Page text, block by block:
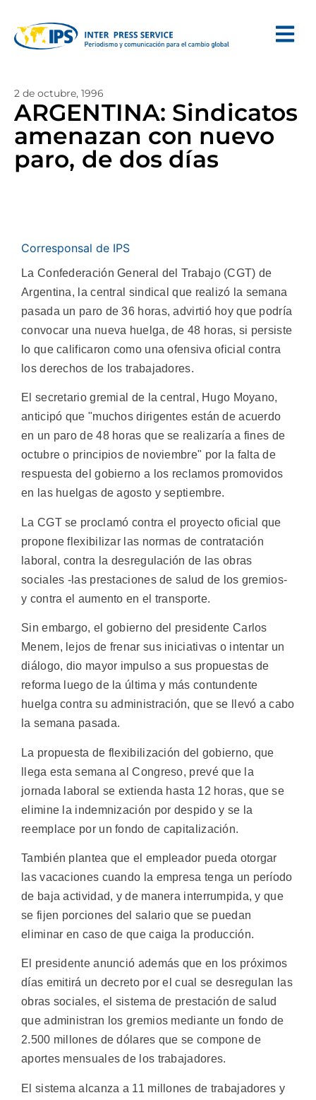
2 de octubre, 1996
ARGENTINA: Sindicatos
amenazan con nuevo
paro, de dos días
Corresponsal de IPS
La Confederación General del Trabajo (CGT) de
Argentina, la central sindical que realizó la semana
pasada un paro de 36 horas, advirtió hoy que podría
convocar una nueva huelga, de 48 horas, si persiste
lo que calificaron como una ofensiva oficial contra
los derechos de los trabajadores.
El secretario gremial de la central, Hugo Moyano,
anticipó que "muchos dirigentes están de acuerdo
en un paro de 48 horas que se realizaría a fines de
octubre o principios de noviembre" por la falta de
respuesta del gobierno a los reclamos promovidos
en las huelgas de agosto y septiembre.
La CGT se proclamó contra el proyecto oficial que
propone flexibilizar las normas de contratación
laboral, contra la desregulación de las obras
sociales -las prestaciones de salud de los gremios-
y contra el aumento en el transporte.
Sin embargo, el gobierno del presidente Carlos
Menem, lejos de frenar sus iniciativas o intentar un
diálogo, dio mayor impulso a sus propuestas de
reforma luego de la última y más contundente
huelga contra su administración, que se llevó a cabo
la semana pasada.
La propuesta de flexibilización del gobierno, que
llega esta semana al Congreso, prevé que la
jornada laboral se extienda hasta 12 horas, que se
elimine la indemnización por despido y se la
reemplace por un fondo de capitalización.
También plantea que el empleador pueda otorgar
las vacaciones cuando la empresa tenga un período
de baja actividad, y de manera interrumpida, y que
se fijen porciones del salario que se puedan
eliminar en caso de que caiga la producción.
El presidente anunció además que en los próximos
días emitirá un decreto por el cual se desregulan las
obras sociales, el sistema de prestación de salud
que administran los gremios mediante un fondo de
2.500 millones de dólares que se compone de
aportes mensuales de los trabajadores.
El sistema alcanza a 11 millones de trabajadores y